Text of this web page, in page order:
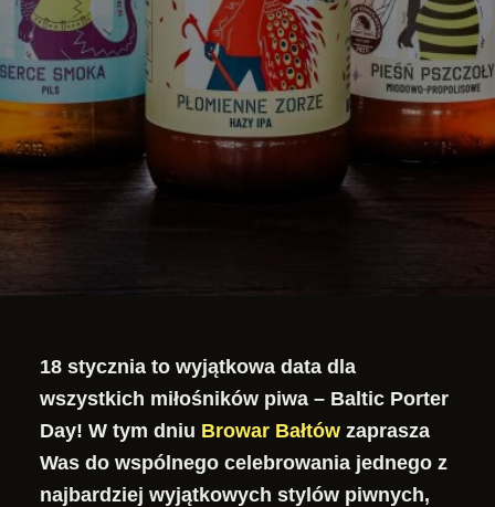
18 stycznia to wyjątkowa data dla
wszystkich miłośników piwa – Baltic Porter
Day! W tym dniu Browar Bałtówzaprasza
Was do wspólnego celebrowania jednego z
najbardziej wyjątkowych stylów piwnych,